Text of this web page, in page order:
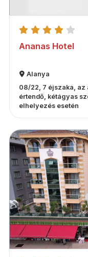
Ananas Hotel
Alanya
08/22, 7 éjszaka, az
értendő, kétágyas
elhelyezés esetén